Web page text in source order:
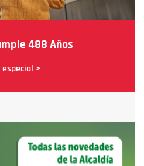
488 Años
especial >